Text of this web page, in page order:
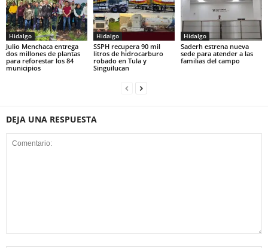
Hidalgo
Julio Menchaca entrega
dos millones de plantas
para reforestar los 84
municipios
Hidalgo
SSPH recupera 90 mil
litros de hidrocarburo
robado en Tula y
Singuilucan
Hidalgo
Saderh estrena nueva
sede para atender a las
familias del campo
DEJA UNA RESPUESTA